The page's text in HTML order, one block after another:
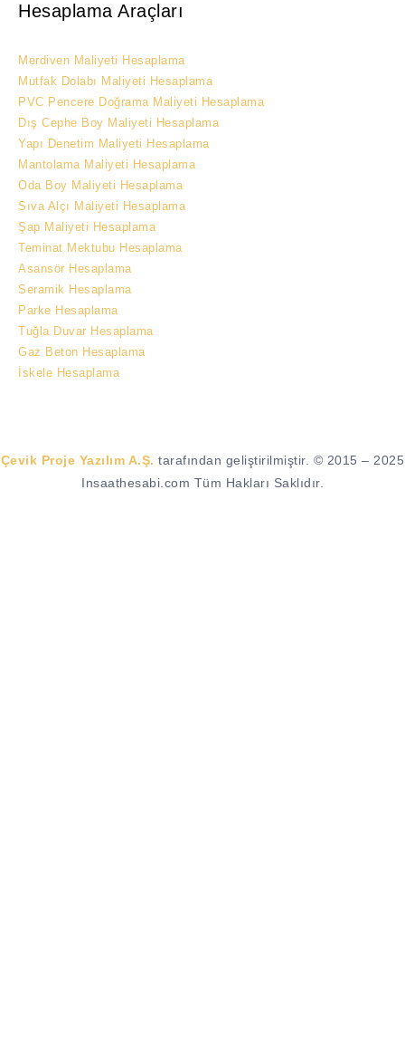
Hesaplama Araçları
Merdiven Maliyeti Hesaplama
Mutfak Dolabı Maliyeti Hesaplama
PVC Pencere Doğrama Maliyeti Hesaplama
Dış Cephe Boy Maliyeti Hesaplama
Yapı Denetim Maliyeti Hesaplama
Mantolama Maliyeti Hesaplama
Oda Boy Maliyeti Hesaplama
Sıva Alçı Maliyeti Hesaplama
Şap Maliyeti Hesaplama
Teminat Mektubu Hesaplama
Asansör Hesaplama
Seramik Hesaplama
Parke Hesaplama
Tuğla Duvar Hesaplama
Gaz Beton Hesaplama
İskele Hesaplama
Çevik Proje Yazılım A.Ş. tarafından geliştirilmiştir. © 2015 – 2025
Insaathesabi.com Tüm Hakları Saklıdır.